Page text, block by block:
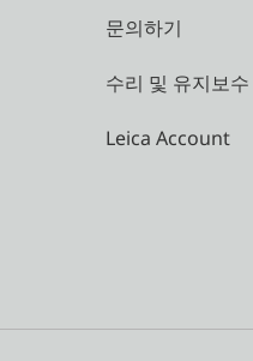
문의하기
수리 및 유지보수
Leica Account